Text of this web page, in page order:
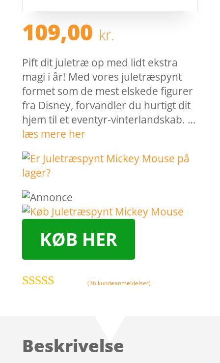
109,00 kr.
Pift dit juletræ op med lidt ekstra
magi i år! Med vores juletræspynt
formet som de mest elskede figurer
fra Disney, forvandler du hurtigt dit
hjem til et eventyr-vinterlandskab. …
læs mere her
KØB HER
kundebedø
(36 kundeanmeldelser)
Beskrivelse